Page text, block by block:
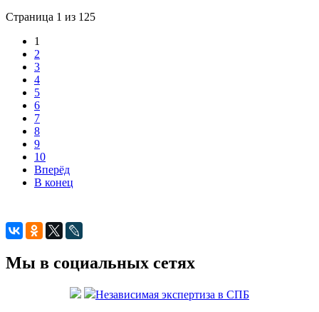
Страница 1 из 125
1
2
3
4
5
6
7
8
9
10
Вперёд
В конец
Мы в социальных сетях
Независимая экспертиза в СПБ